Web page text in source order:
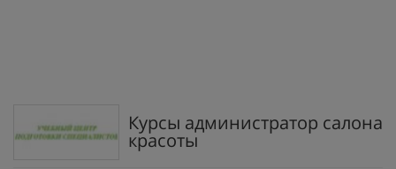
Курсы администратор салона
красоты